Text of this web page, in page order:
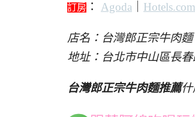
訂房 ： Agoda Hotels.com
店名：台灣郎正宗牛肉麵
地址：台北市中山區長
台灣郎正宗牛肉麵推薦什